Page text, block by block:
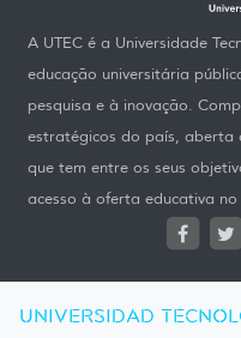
A UTEC é a Universidade
educação universitária
pesquisa e à inovação.
estratégicos do país, aberta
que tem entre os seus
acesso à oferta educativa
UNIVERSIDAD